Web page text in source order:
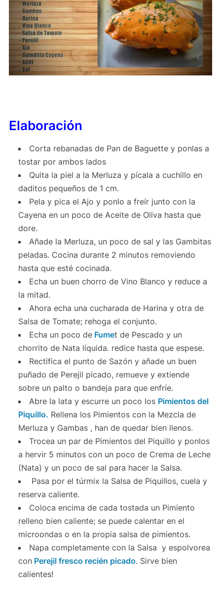
Elaboración
Corta rebanadas de Pan de Baguette y ponlas a
tostar por ambos lados
Quita la piel a la Merluza y pícala a cuchillo en
daditos pequeños de 1 cm.
Pela y pica el Ajo y ponlo a freír junto con la
Cayena en un poco de Aceite de Oliva hasta que
dore.
Añade la Merluza, un poco de sal y las Gambitas
peladas. Cocina durante 2 minutos removiendo
hasta que esté cocinada.
Echa un buen chorro de Vino Blanco y reduce a
la mitad.
Ahora echa una cucharada de Harina y otra de
Salsa de Tomate; rehoga el conjunto.
Echa un poco de Fumet de Pescado y un
chorrito de Nata líquida. redice hasta que espese.
Rectifica el punto de Sazón y añade un buen
puñado de Perejil picado, remueve y extiende
sobre un palto o bandeja para que enfríe.
Abre la lata y escurre un poco los Pimientos del
Piquillo. Rellena los Pimientos con la Mezcla de
Merluza y Gambas , han de quedar bien llenos.
Trocea un par de Pimientos del Piquillo y ponlos
a hervir 5 minutos con un poco de Crema de Leche
(Nata) y un poco de sal para hacer la Salsa.
Pasa por el túrmix la Salsa de Piquillos, cuela y
reserva caliente.
Coloca encima de cada tostada un Pimiento
relleno bien caliente; se puede calentar en el
microondas o en la propia salsa de pimientos.
Napa completamente con la Salsa y espolvorea
con Perejil fresco recién picado. Sirve bien
calientes!